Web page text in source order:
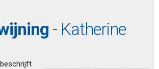
- Katherine